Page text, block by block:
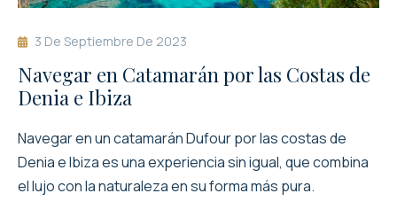
3 De Septiembre De 2023
Navegar en Catamarán por las Costas de
Denia e Ibiza
Navegar en un catamarán Dufour por las costas de
Denia e Ibiza es una experiencia sin igual, que combina
el lujo con la naturaleza en su forma más pura.